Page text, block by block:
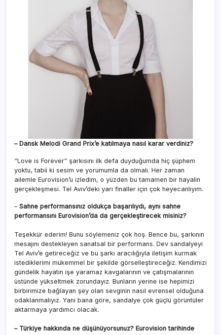
– Dansk Melodi Grand Prix’e katılmaya nasıl karar verdiniz?
“Love is Forever” şarkısını ilk defa duyduğumda hiç şüphem
yoktu, tabii ki sesim ve yorumumla da olmalı. Her zaman
ailemle Eurovision’u izledim, o yüzden bu tamamen bir hayalin
gerçekleşmesi. Tel Aviv’deki yarı finaller için çok heyecanlıyım.
– Sahne performansınız oldukça başarılıydı, aynı sahne
performansını Eurovision’da da gerçekleştirecek misiniz?
Teşekkür ederim! Bunu söylemeniz çok hoş. Bence bu, şarkının
mesajını destekleyen sanatsal bir performans. Dev sandalyeyi
Tel Aviv’e getireceğiz ve bu şarkı aracılığıyla iletişim kurmak
istediklerimi mükemmel bir şekilde görselleştireceğiz. Kendimizi
gündelik hayatın işe yaramaz kavgalarının ve çatışmalarının
üstünde yükseltmek zorundayız. Bunların yerine ise hepimizi
birbirimize bağlayan şey olan sevginin nasıl evrensel olduğuna
odaklanmalıyız. Yani bana göre, sandalye çok güçlü görüntüler
aktarmaya yardımcı olacak.
– Türkiye hakkında ne düşünüyorsunuz? Eurovision tarihinde